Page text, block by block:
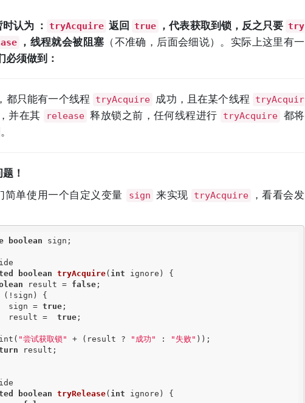
认为 ： tryAcquire 返回 true ，代表获取到锁，反之只要 try
，线程就会被阻塞 （不准确，后面会细说）。实际上这里有一
必须做到：
都只能有一个线程 tryAcquire 成功，且在某个线程
tryAcquir
并在其 release 释放锁之前，任何线程进行 tryAcquire 都将
。
！
简单使用一个自定义变量
sign 来实现 tryAcquire
，看看会发
boolean sign;
boolean tryAcquire( int ignore) {
result = false;
(!sign) {
                sign =
true;
                result =
true;
print(
"尝试获取锁" + (result ? "成功" : "失败" ));
result;
boolean tryRelease( int ignore) {